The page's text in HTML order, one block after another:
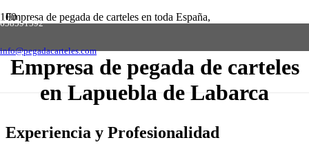
658591592
info@pegadacarteles.com
Empresa de pegada de carteles en toda España,
solicite presupuesto sin compromiso
Empresa de pegada de carteles
en Lapuebla de Labarca
Experiencia y Profesionalidad